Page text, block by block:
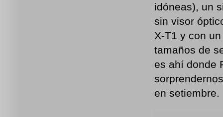
idóneas), un
sin visor
X-T1 y con
tamaños de
es ahí donde
en setiembre.